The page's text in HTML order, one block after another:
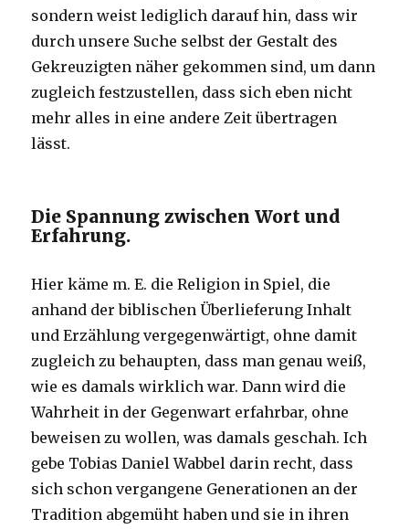
sondern weist lediglich darauf hin, dass wir
durch unsere Suche selbst der Gestalt des
Gekreuzigten näher gekommen sind, um dann
zugleich festzustellen, dass sich eben nicht
mehr alles in eine andere Zeit übertragen
lässt.
Die Spannung zwischen Wort und
Erfahrung.
Hier käme m. E. die Religion in Spiel, die
anhand der biblischen Überlieferung Inhalt
und Erzählung vergegenwärtigt, ohne damit
zugleich zu behaupten, dass man genau weiß,
wie es damals wirklich war. Dann wird die
Wahrheit in der Gegenwart erfahrbar, ohne
beweisen zu wollen, was damals geschah. Ich
gebe Tobias Daniel Wabbel darin recht, dass
sich schon vergangene Generationen an der
Tradition abgemüht haben und sie in ihren